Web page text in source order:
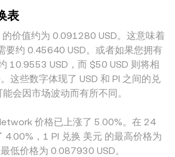
，也会使 PI/USD 的 conversion rate
更为敏感。
定了即时价格，近似可表示为 price =
池子余额时，PI 对 USD 的边际价格会
价格冲击与滑点。实际平台报价会综合
流动性参考，使最终展示给用户的
rate 更接近可成交的市场价格。
和 KYC 的节奏不一，都会影响某些平
在局部市场形成溢价或折价。在许多场
先以 PI/USDT 活跃，随后再折算为美元报
存在细小的溢价或贴水，这种“基差”
的标价上。跨平台套利通常有助于缩小
、链上转账不畅或合规限制下，资金与现
，价差收敛会滞后或不完全，从而使不
表
价值约为 0.091280 USD。这意味着
要约 0.45640 USD。或者如果您拥有
10.9553 USD，而 $50 USD 则将相
这些数字体现了 USD 和 PI 之间的兑
会因市场波动而有所不同。
价格已上涨了 5.00%。在 24
4.00%，1 PI 兑换 美元 的最高价格为
低价格为 0.087930 USD。